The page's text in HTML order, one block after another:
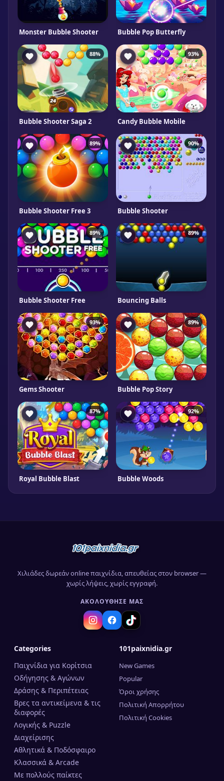
Monster Bubble Shooter Bubble Pop Butterfly
88%
Bubble Shooter Saga 2
93%
Candy Bubble Mobile
89%
Bubble Shooter Free 3
90%
Bubble Shooter
89%
Bubble Shooter Free
89%
Bouncing Balls
93%
Gems Shooter
89%
Bubble Pop Story
87%
Royal Bubble Blast
92%
Bubble Woods
Χιλιάδες δωρεάν online παιχνίδια, απευθείας στον browser —
χωρίς λήψεις, χωρίς εγγραφή.
ΑΚΟΛΟΎΘΗΣΈ ΜΑΣ
Categories
Παιχνίδια για Κορίτσια
Οδήγησης & Αγώνων
Δράσης & Περιπέτειας
Βρες τα αντικείμενα & τις
διαφορές
Λογικής & Puzzle
Διαχείρισης
Αθλητικά & Ποδόσφαιρο
Κλασσικά & Arcade
Mε πολλούς παίκτες
101paixnidia.gr
New Games
Popular
Όροι χρήσης
Πολιτική Απορρήτου
Πολιτική Cookies